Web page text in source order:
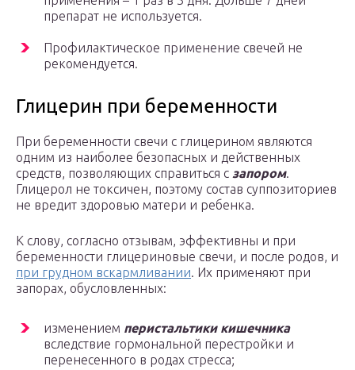
препарат не используется.
Профилактическое применение свечей не
рекомендуется.
Глицерин при беременности
При беременности свечи с глицерином являются
одним из наиболее безопасных и действенных
средств, позволяющих справиться с запором.
Глицерол не токсичен, поэтому состав суппозиториев
не вредит здоровью матери и ребенка.
К слову, согласно отзывам, эффективны и при
беременности глицериновые свечи, и после родов, и
при грудном вскармливании. Их применяют при
запорах, обусловленных:
изменением перистальтики кишечника
вследствие гормональной перестройки и
перенесенного в родах стресса;